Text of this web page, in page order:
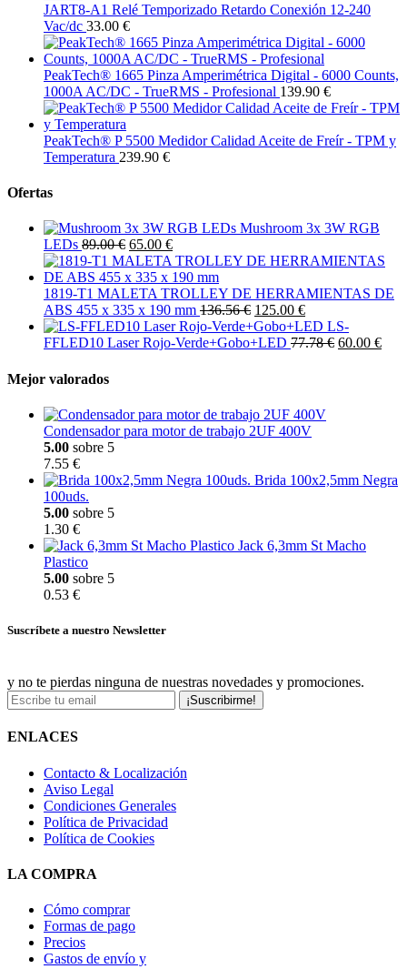
JART8-A1 Relé Temporizado Retardo Conexión 12-240
Vac/dc 33.00 €
PeakTech® 1665 Pinza Amperimétrica Digital - 6000 Counts,
1000A AC/DC - TrueRMS - Profesional 139.90 €
PeakTech® P 5500 Medidor Calidad Aceite de Freír - TPM y
Temperatura 239.90 €
Ofertas
Mushroom 3x 3W RGB
LEDs 89.00 € 65.00 €
1819-T1 MALETA TROLLEY DE HERRAMIENTAS DE
ABS 455 x 335 x 190 mm 136.56 € 125.00 €
LS-
FFLED10 Laser Rojo-Verde+Gobo+LED 77.78 € 60.00 €
Mejor valorados
Condensador para motor de trabajo 2UF 400V
5.00 sobre 5
7.55 €
Brida 100x2,5mm Negra
100uds.
5.00 sobre 5
1.30 €
Jack 6,3mm St Macho
Plastico
5.00 sobre 5
0.53 €
Suscríbete a nuestro Newsletter
y no te pierdas ninguna de nuestras novedades y promociones.
¡Suscribirme!
ENLACES
Contacto & Localización
Aviso Legal
Condiciones Generales
Política de Privacidad
Política de Cookies
LA COMPRA
Cómo comprar
Formas de pago
Precios
Gastos de envío y